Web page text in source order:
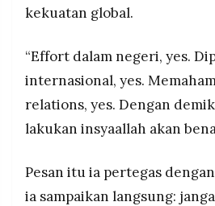
kekuatan global.
“Effort dalam negeri, yes.
internasional, yes.
relations, yes. Dengan
lakukan insyaallah akan
Pesan itu ia pertegas
ia sampaikan langsung: